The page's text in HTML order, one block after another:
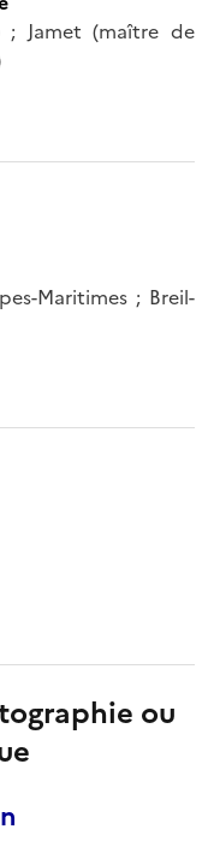
Jamet (maître de
Maritimes ; Breil-
ou